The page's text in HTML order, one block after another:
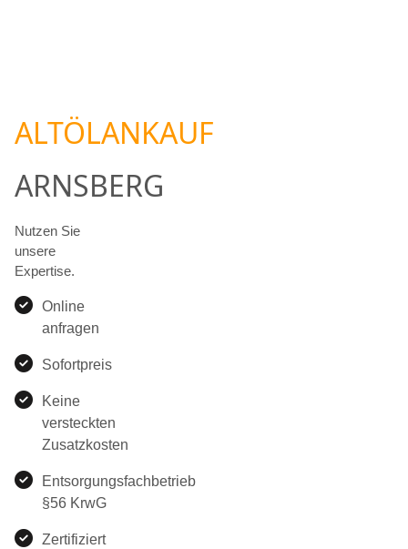
ALTÖLANKAUF
ARNSBERG
Nutzen Sie
unsere
Expertise.
Online
anfragen
Sofortpreis
Keine
versteckten
Zusatzkosten
Entsorgungsfachbetrieb
§56 KrwG
Zertifiziert